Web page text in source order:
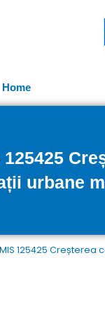
Home
125425
urbane
125425